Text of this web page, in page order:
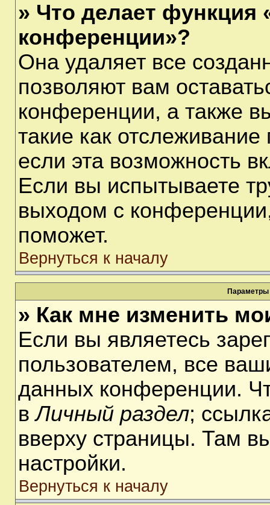
» Что делает функция
конференции»?
Она удаляет все
позволяют вам
конференции, а также
такие как
если эта возможность
Если вы испытываете
выходом с
поможет.
Вернуться к началу
Параметры
» Как мне изменить
Если вы являетесь
пользователем, все
данных конференции.
вЛичный раздел;
вверху страницы. Там
настройки.
Вернуться к началу